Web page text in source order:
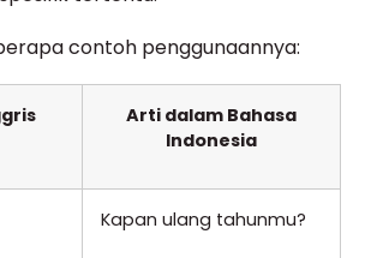
contoh penggunaannya:
Arti dalam Bahasa
Indonesia
Kapan ulang tahunmu?